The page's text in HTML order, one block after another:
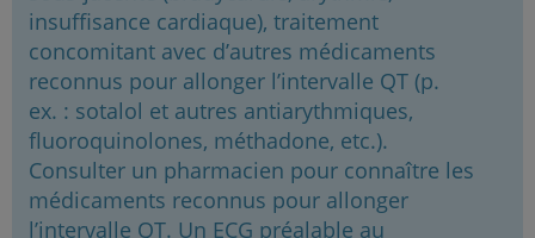
insuffisance cardiaque), traitement
concomitant avec d’autres médicaments
reconnus pour allonger l’intervalle QT (p.
ex. : sotalol et autres antiarythmiques,
fluoroquinolones, méthadone, etc.).
Consulter un pharmacien pour connaître les
médicaments reconnus pour allonger
l’intervalle QT. Un ECG préalable au